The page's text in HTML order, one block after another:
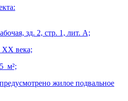
зд. 2, стр. 1, лит. А;
века;
м²;
жилое подвальное